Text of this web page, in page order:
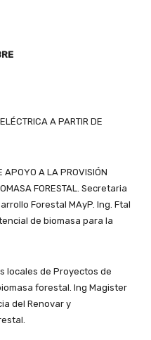
A PARTIR DE
A LA PROVISIÓN
FORESTAL. Secretaria
Forestal MAyP. Ing. Ftal
de biomasa para la
locales de Proyectos de
forestal. Ing Magister
del Renovar y